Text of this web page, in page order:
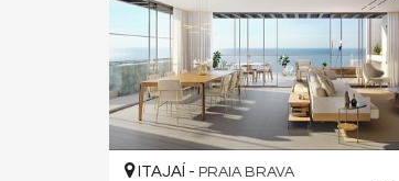
ITAJAÍ - PRAIA BRAVA